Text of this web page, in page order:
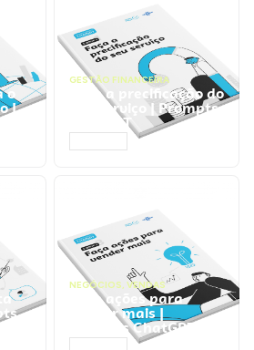
o
|
GESTÃO FINANCEIRA
Faça a precificação do
seu serviço | Prompts
ChatGPT
NEGÓCIOS, VENDAS
Faça ações para
vender mais |
Prompts ChatGPT